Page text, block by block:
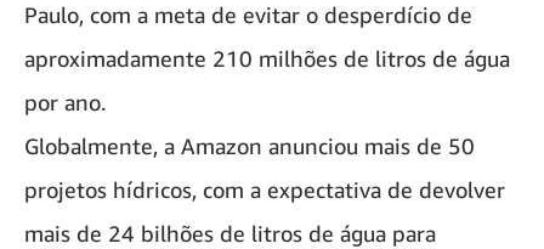
Paulo, com a meta de evitar o desperdício de
aproximadamente 210 milhões de litros de água
por ano.
Globalmente, a Amazon anunciou mais de 50
projetos hídricos, com a expectativa de devolver
mais de 24 bilhões de litros de água para